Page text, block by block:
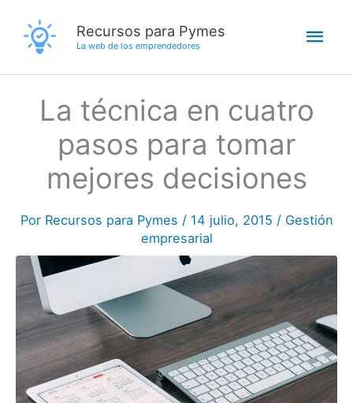
contenido
Recursos para Pymes
La web de los emprendedores
La técnica en cuatro
pasos para tomar
mejores decisiones
Por Recursos para Pymes / 14 julio, 2015 / Gestión
empresarial